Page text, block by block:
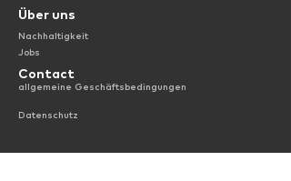
Über uns
Nachhaltigkeit
Jobs
Contact
Date nschutz
allgemeine Geschäfts bedingungen